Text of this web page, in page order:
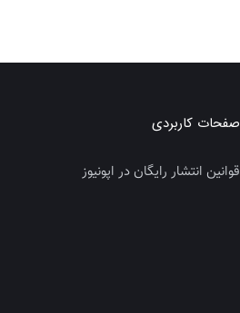
صفحات کاربردی
قوانین انتشار رایگان در اپونیوز